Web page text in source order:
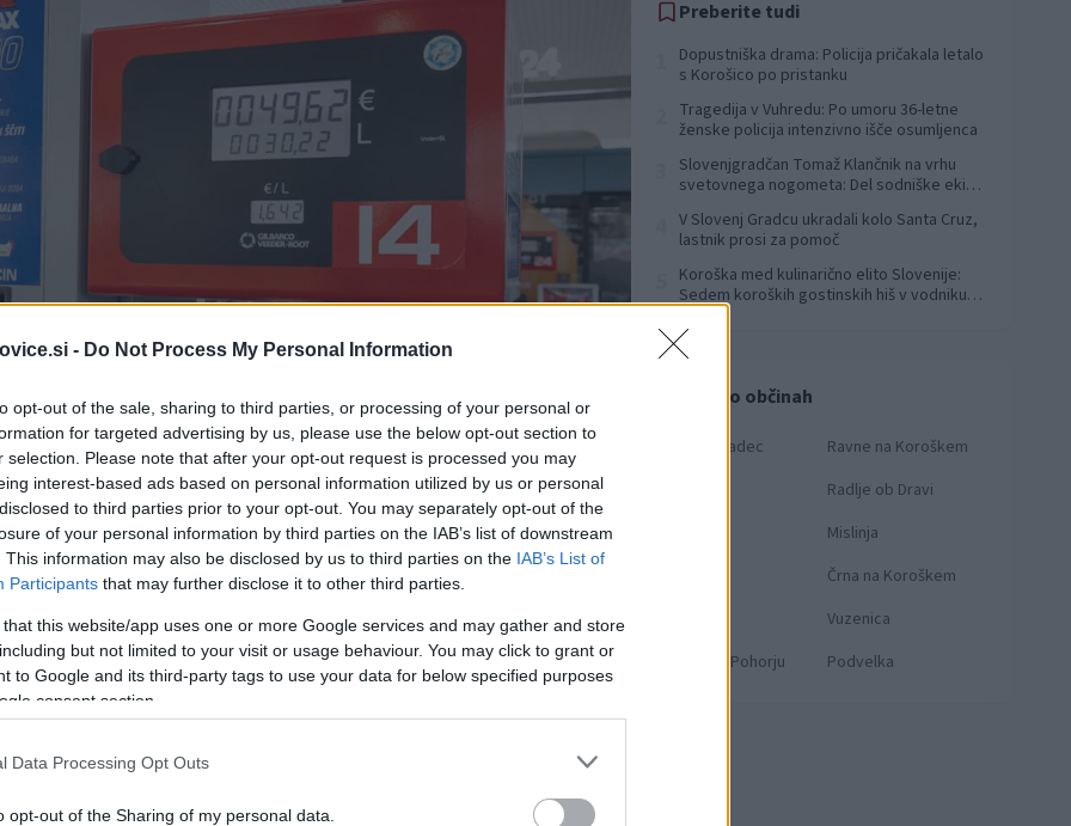
- Do Not Process My Personal Information
opt-out of the sale, sharing to third parties, or processing of your personal or
for targeted advertising by us, please use the below opt-out section to
selection. Please note that after your opt-out request is processed you may
interest-based ads based on personal information utilized by us or personal
to third parties prior to your opt-out. You may separately opt-out of the
of your personal information by third parties on the IAB’s list of downstream
This information may also be disclosed by us to third parties on the IAB’s List of
Participants that may further disclose it to other third parties.
that this website/app uses one or more Google services and may gather and store
but not limited to your visit or usage behaviour. You may click to grant or
to Google and its third-party tags to use your data for below specified purposes
consent section.
Data Processing Opt Outs
opt-out of the Sharing of my personal data.
Simbolična fotografija | Foto: Bor Slana/STA
derivatov na svetovnem trgu ni posegala.
liter dizelskega goriva, 0,0994 evra za liter 95-oktanskega
z ministrstva za okolje, podnebje in energijo.
Preberite tudi
Dopustniška drama: Policija pričakala letalo
s Korošico po pristanku
Tragedija v Vuhredu: Po umoru 36-letne
ženske policija intenzivno išče osumljenca
Slovenjgradčan Tomaž Klančnik na vrhu
svetovnega nogometa: Del sodniške ekipe
V Slovenj Gradcu ukradali kolo Santa Cruz,
lastnik prosi za pomoč
Koroška med kulinarično elito Slovenije:
Sedem koroških gostinskih hiš v vodniku
Falstaff 2026
Novice po občinah
Slovenj Gradec
Ravne na Koroškem
Radlje ob Dravi
Mislinja
Črna na Koroškem
Vuzenica
Ribnica na Pohorju
Podvelka